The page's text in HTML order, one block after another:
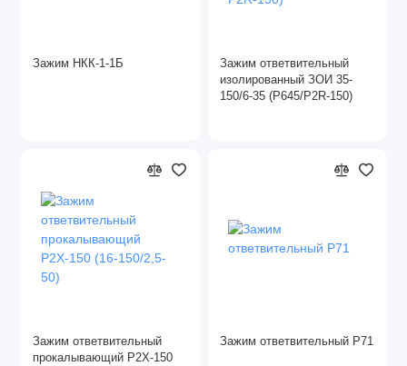
Зажим НКК-1-1Б
Зажим ответвительный
изолированный ЗОИ 35-
150/6-35 (Р645/Р2R-150)
Зажим ответвительный
прокалывающий Р2Х-150
Зажим ответвительный Р71